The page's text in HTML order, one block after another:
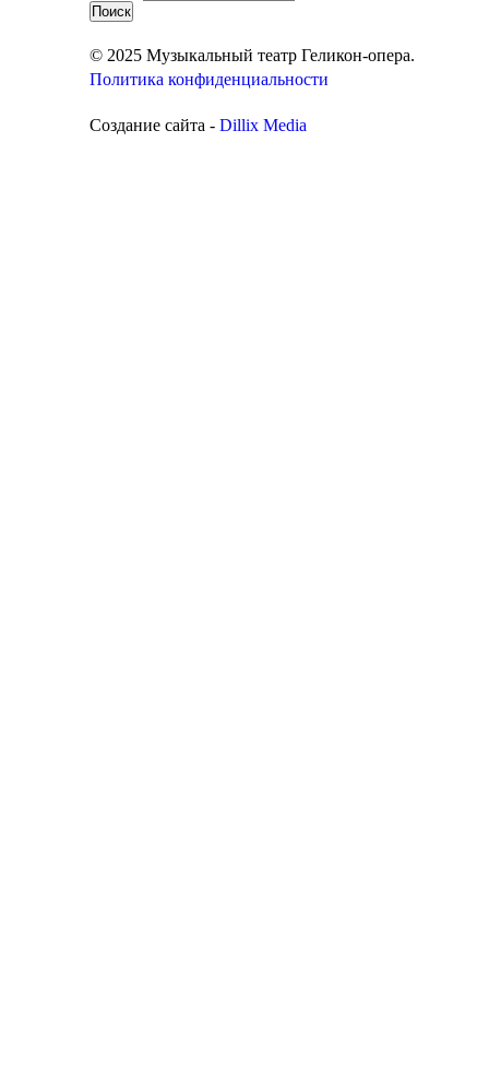
© 2025 Музыкальный театр Геликон-опера.
Политика конфиденциальности
Создание сайта - Dillix Media